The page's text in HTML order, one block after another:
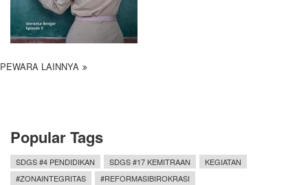
PEWARA LAINNYA
Popular Tags
SDGS #4 PENDIDIKAN SDGS #17 KEMITRAAN
KEGIATAN
#ZONAINTEGRITAS
#REFORMASIBIROKRASI